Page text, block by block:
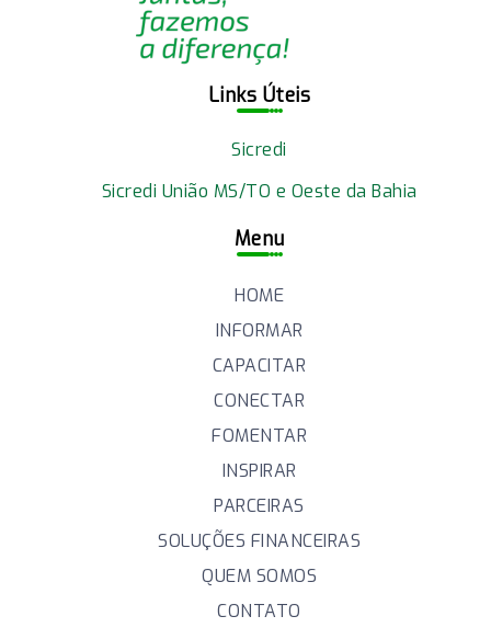
Links Úteis
Sicredi
Sicredi União MS/TO e Oeste da Bahia
Menu
HOME
INFORMAR
CAPACITAR
CONECTAR
FOMENTAR
INSPIRAR
PARCEIRAS
SOLUÇÕES FINANCEIRAS
QUEM SOMOS
CONTATO